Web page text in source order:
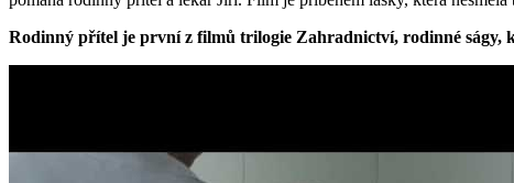
Rodinný přítel je první z filmů trilogie Zahradnictví, rodinné ságy,